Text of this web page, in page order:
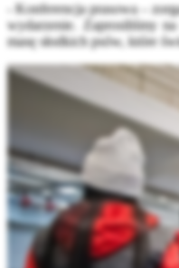
- Konferencja prasowa –
wydarzenie. Zaprosiliśmy
masę słodkich psów, które